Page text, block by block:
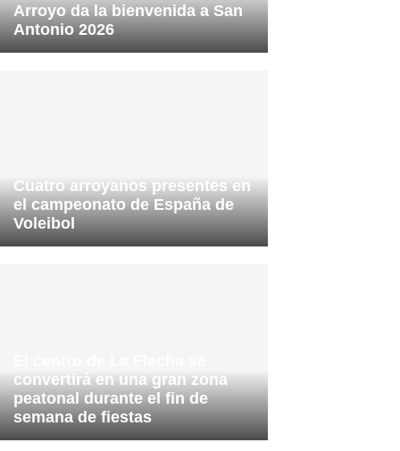
Arroyo da la bienvenida a San
Antonio 2026
Cuatro arroyanos presentes en
el campeonato de España de
Voleibol
convertirá en una gran zona
peatonal durante el fin de
semana de fiestas